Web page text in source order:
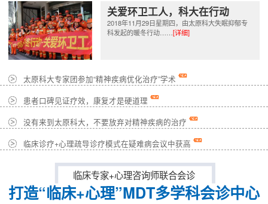
关爱环卫工人，科大在行动
2018年11月29日星期四，由太原科大失眠抑郁专
科发起的暖冬行动……[详细]
太原科大专家团参加“精神疾病优化治疗”学术
患者口碑见证疗效，康复才是硬道理
没有来到太原科大，不要放弃对精神疾病的治疗
临床诊疗+心理疏导诊疗模式在疑难病会议中获高
临床专家+心理咨询师联合会诊
打造“临床+心理”MDT多学科会诊中心